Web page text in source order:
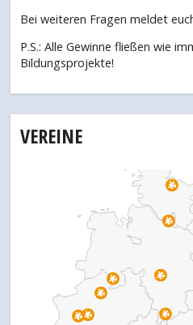
Bei weiteren Fragen meldet
P.S.: Alle Gewinne fließen wie
Bildungsprojekte!
VEREINE